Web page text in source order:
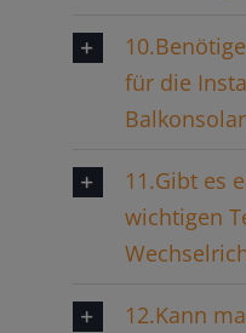
für die
11.Gibt es
wichtigen
12.Kann